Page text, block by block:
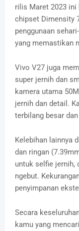
rilis Maret 2023
chipset Dimensity
penggunaan
yang memastikan
Vivo V27 juga
super jernih dan
kamera utama
jernih dan detail.
terbilang besar
Kelebihan lainnya
dan ringan
untuk selfie jernih,
ngebut.
penyimpanan
Secara
kamu yang